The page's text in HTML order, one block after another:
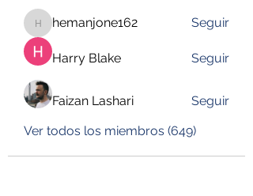
hemanjone162
hemanjone162 Seguir
Harry Blake Seguir
Faizan Lashari
Seguir
Ver todos los miembros (649)